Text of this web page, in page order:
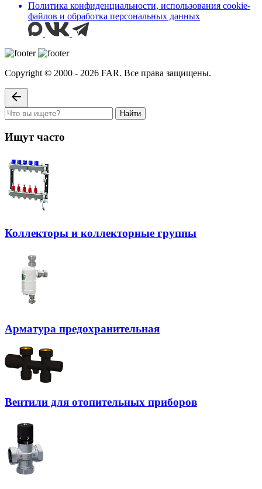
Политика конфиденциальности, использования сookie-
файлов и обработка персональных данных
Copyright © 2000 - 2026 FAR. Все права защищены.
Найти
Ищут часто
Коллекторы и коллекторные группы
Арматура предохранительная
Вентили для отопительных приборов